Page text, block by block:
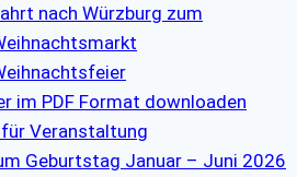
nach Würzburg zum
im PDF Format downloaden
Veranstaltung
Geburtstag Januar – Juni 2026